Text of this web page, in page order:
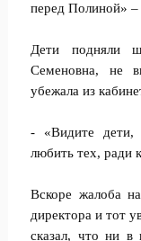
перед Полиной» –
Дети подняли
Семеновна, не
убежала из
- «Видите дети,
любить тех, ради
Вскоре жалоба
директора и тот
сказал, что ни в